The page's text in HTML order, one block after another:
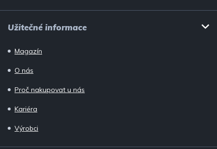
Užitečné informace
Magazín
O nás
Proč nakupovat u nás
Kariéra
Výrobci